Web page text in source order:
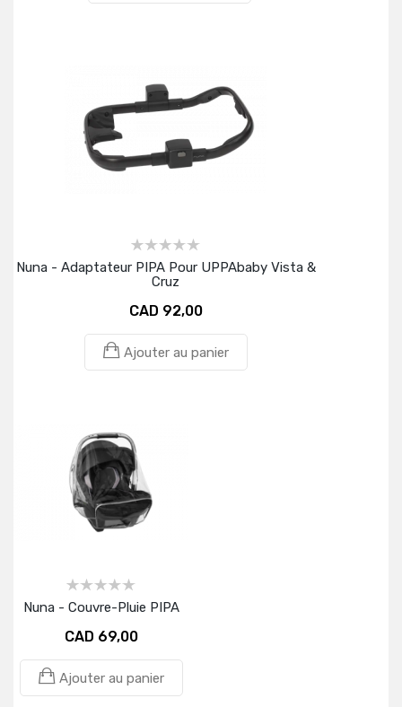
Nuna - Adaptateur PIPA Pour UPPAbaby Vista &
Cruz
CAD 92,00
Ajouter au panier
Nuna - Couvre-Pluie PIPA
CAD 69,00
Ajouter au panier